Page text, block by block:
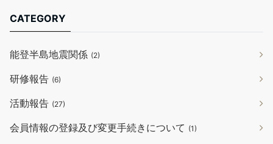
CATEGORY
能登半島地震関係 (2)
研修報告 (6)
活動報告 (27)
会員情報の登録及び変更手続きについて (1)